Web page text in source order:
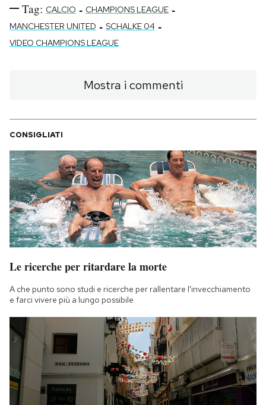
Tag: CALCIO - CHAMPIONS LEAGUE -
MANCHESTER UNITED - SCHALKE 04 -
VIDEO CHAMPIONS LEAGUE
Mostra i commenti
CONSIGLIATI
Le ricerche per ritardare la morte
A che punto sono studi e ricerche per rallentare l'invecchiamento
e farci vivere più a lungo possibile